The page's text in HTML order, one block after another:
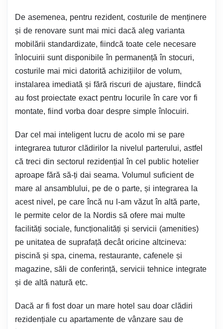
De asemenea, pentru rezident, costurile de menținere
și de renovare sunt mai mici dacă aleg varianta
mobilării standardizate, fiindcă toate cele necesare
înlocuirii sunt disponibile în permanență în stocuri,
costurile mai mici datorită achizițiilor de volum,
instalarea imediată și fără riscuri de ajustare, fiindcă
au fost proiectate exact pentru locurile în care vor fi
montate, fiind vorba doar despre simple înlocuiri.
Dar cel mai inteligent lucru de acolo mi se pare
integrarea tuturor clădirilor la nivelul parterului, astfel
că treci din sectorul rezidențial în cel public hotelier
aproape fără să-ți dai seama. Volumul suficient de
mare al ansamblului, pe de o parte, și integrarea la
acest nivel, pe care încă nu l-am văzut în altă parte,
le permite celor de la Nordis să ofere mai multe
facilități sociale, funcționalități și servicii (amenities)
pe unitatea de suprafață decât oricine altcineva:
piscină și spa, cinema, restaurante, cafenele și
magazine, săli de conferință, servicii tehnice integrate
și de altă natură etc.
Dacă ar fi fost doar un mare hotel sau doar clădiri
rezidențiale cu apartamente de vânzare sau de